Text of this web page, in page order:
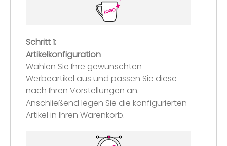
Schritt 1:
Artikelkonfiguration
Wählen Sie Ihre gewünschten
Werbeartikel aus und passen Sie diese
nach Ihren Vorstellungen an.
Anschließend legen Sie die konfigurierten
Artikel in Ihren Warenkorb.